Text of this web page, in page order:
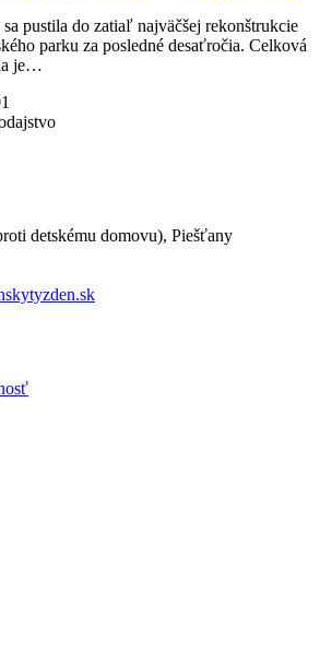
sa pustila do zatiaľ najväčšej rekonštrukcie
parku za posledné desaťročia. Celková
je…
detskému domovu), Piešťany